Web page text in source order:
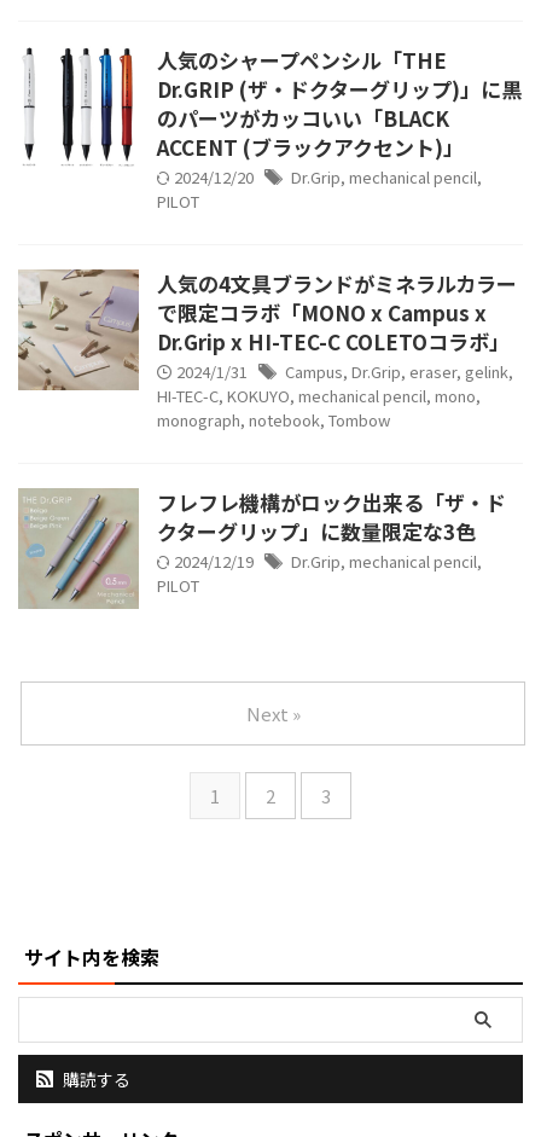
人気のシャープペンシル「THE
Dr.GRIP (ザ・ドクターグリップ)」に黒
のパーツがカッコいい「BLACK
ACCENT (ブラックアクセント)」
2024/12/20 Dr.Grip, mechanical pencil,
PILOT
人気の4文具ブランドがミネラルカラー
で限定コラボ「MONO x Campus x
Dr.Grip x HI-TEC-C COLETOコラボ」
2024/1/31 Campus, Dr.Grip, eraser, gelink,
HI-TEC-C, KOKUYO, mechanical pencil, mono,
monograph, notebook, Tombow
フレフレ機構がロック出来る「ザ・ド
クターグリップ」に数量限定な3色
2024/12/19 Dr.Grip, mechanical pencil,
PILOT
1 2 3
Next »
サイト内を検索
購読する